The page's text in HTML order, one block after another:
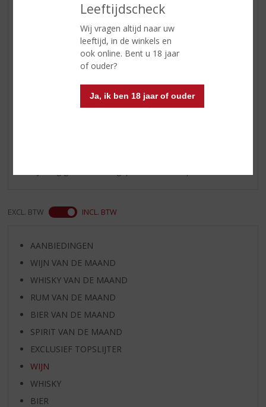
Leeftijdscheck
Wij vragen altijd naar uw
leeftijd, in de winkels en
ook online. Bent u 18 jaar
of ouder?
Ja, ik ben 18 jaar of ouder
rood
kruidig
barbecue en gegrild vlees
EXCL. BTW INCL. BTW
AANBIEDINGEN
WIJN VAN DE MAAND
WHISKY VAN DE MAAND
RUM VAN DE MAAND
BIER VAN DE MAAND
SPIRIT VAN DE MAAND
EXCLUSIEF TOPSLIJTER
WIJN
WHISKY
BIER